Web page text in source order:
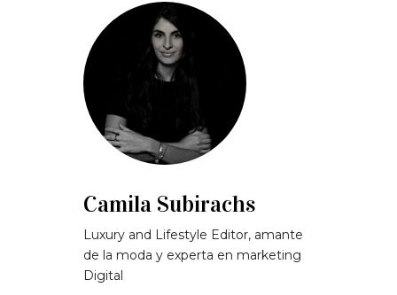
Camila Subirachs
Luxury and Lifestyle Editor, amante
de la moda y experta en marketing
Digital